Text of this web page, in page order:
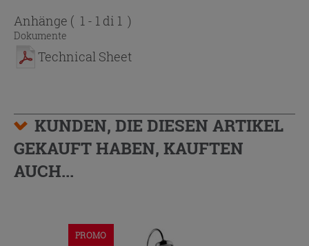
Anhänge ( 1 - 1 di 1 )
Dokumente
Technical Sheet
KUNDEN, DIE DIESEN ARTIKEL
GEKAUFT HABEN, KAUFTEN
AUCH...
PROMO